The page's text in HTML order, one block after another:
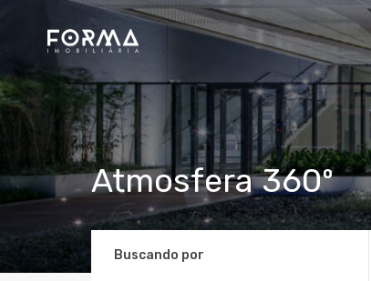
Atmosfera 360º
Buscando por